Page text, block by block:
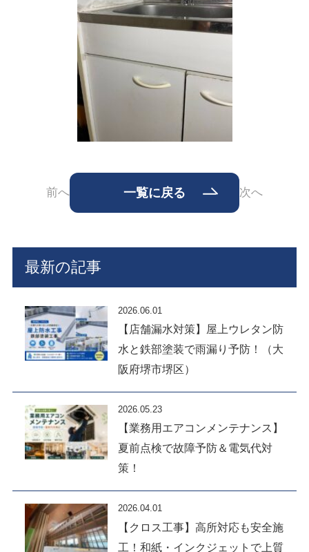
前へ 一覧に戻る 次へ
最新の記事
2026.06.01
【店舗漏水対策】屋上ウレタン防
水と鉄部塗装で雨漏り予防！（大
阪府堺市堺区）
2026.05.23
【業務用エアコンメンテナンス】
夏前点検で故障予防＆電気代対
策！
2026.04.01
【クロス工事】高所対応も安全施
工！和紙・インクジェットで上質